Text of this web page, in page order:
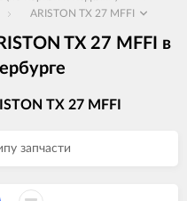
ARISTON TX 27 MFFI
TX 27 MFFI в
TX 27 MFFI
запчасти